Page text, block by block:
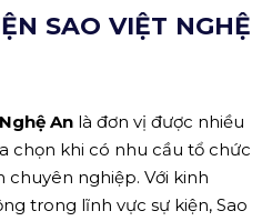
SAO VIỆT NGHỆ
An là đơn vị được nhiều
chọn khi có nhu cầu tổ chức
chuyên nghiệp. Với kinh
trong lĩnh vực sự kiện, Sao